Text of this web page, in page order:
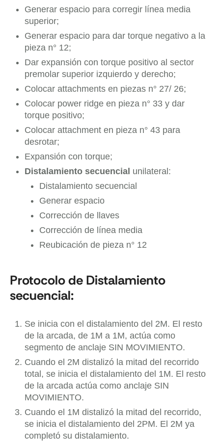
Generar espacio para corregir línea media
superior;
Generar espacio para dar torque negativo a la
pieza n° 12;
Dar expansión con torque positivo al sector
premolar superior izquierdo y derecho;
Colocar attachments en piezas n° 27/ 26;
Colocar power ridge en pieza n° 33 y dar
torque positivo;
Colocar attachment en pieza n° 43 para
desrotar;
Expansión con torque;
Distalamiento secuencial unilateral:
Distalamiento secuencial
Generar espacio
Corrección de llaves
Corrección de línea media
Reubicación de pieza n° 12
Protocolo de Distalamiento
secuencial:
Se inicia con el distalamiento del 2M. El resto
de la arcada, de 1M a 1M, actúa como
segmento de anclaje SIN MOVIMIENTO.
Cuando el 2M distalizó la mitad del recorrido
total, se inicia el distalamiento del 1M. El resto
de la arcada actúa como anclaje SIN
MOVIMIENTO.
Cuando el 1M distalizó la mitad del recorrido,
se inicia el distalamiento del 2PM. El 2M ya
completó su distalamiento.